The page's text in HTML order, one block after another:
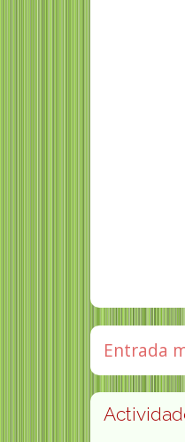
Entrada